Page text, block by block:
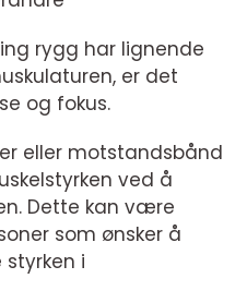
rygg har lignende
er det
og fokus.
eller motstandsbånd
ved å
Dette kan være
som ønsker å
styrken i